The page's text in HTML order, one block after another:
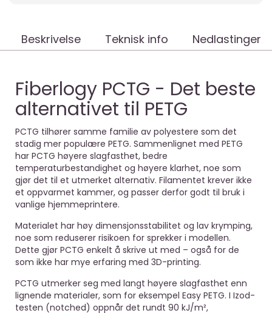
Beskrivelse Teknisk info Nedlastinger
Fiberlogy PCTG - Det beste
alternativet til PETG
PCTG tilhører samme familie av polyestere som det
stadig mer populære PETG. Sammenlignet med PETG
har PCTG høyere slagfasthet, bedre
temperaturbestandighet og høyere klarhet, noe som
gjør det til et utmerket alternativ. Filamentet krever ikke
et oppvarmet kammer, og passer derfor godt til bruk i
vanlige hjemmeprintere.
Materialet har høy dimensjonsstabilitet og lav krymping,
noe som reduserer risikoen for sprekker i modellen.
Dette gjør PCTG enkelt å skrive ut med – også for de
som ikke har mye erfaring med 3D-printing.
PCTG utmerker seg med langt høyere slagfasthet enn
lignende materialer, som for eksempel Easy PETG. I Izod-
testen (notched) oppnår det rundt 90 kJ/m²,